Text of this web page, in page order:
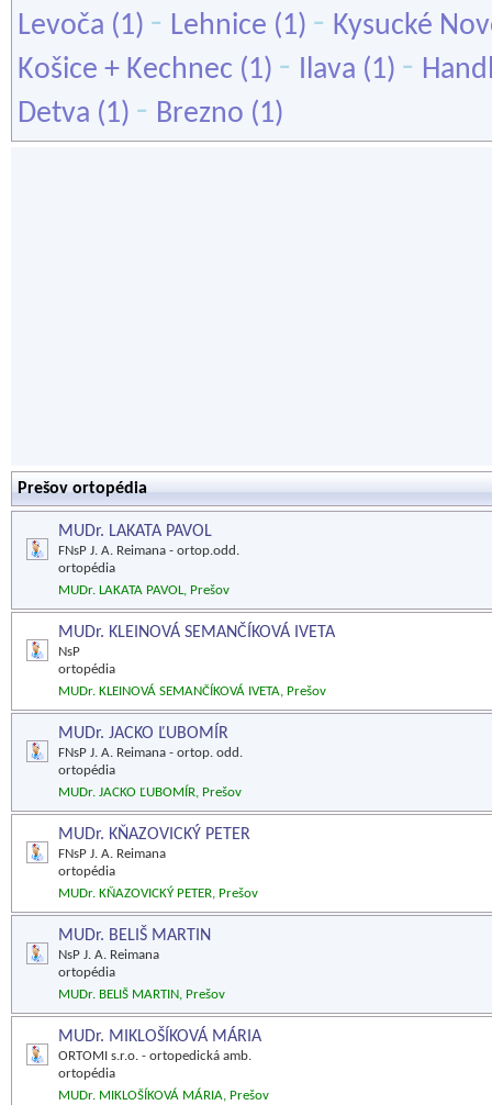
Levoča (1) - Lehnice (1) - Kysucké
Košice + Kechnec (1) - Ilava (1) -
Detva (1) - Brezno (1)
Prešov ortopédia
MUDr. LAKATA PAVOL
FNsP J. A. Reimana - ortop.odd.
ortopédia
MUDr. LAKATA PAVOL, Prešov
MUDr. KLEINOVÁ SEMANČÍKOVÁ IVETA
NsP
ortopédia
MUDr. KLEINOVÁ SEMANČÍKOVÁ IVETA, Prešov
MUDr. JACKO ĽUBOMÍR
FNsP J. A. Reimana - ortop. odd.
ortopédia
MUDr. JACKO ĽUBOMÍR, Prešov
MUDr. KŇAZOVICKÝ PETER
FNsP J. A. Reimana
ortopédia
MUDr. KŇAZOVICKÝ PETER, Prešov
MUDr. BELIŠ MARTIN
NsP J. A. Reimana
ortopédia
MUDr. BELIŠ MARTIN, Prešov
MUDr. MIKLOŠÍKOVÁ MÁRIA
ORTOMI s.r.o. - ortopedická amb.
ortopédia
MUDr. MIKLOŠÍKOVÁ MÁRIA, Prešov